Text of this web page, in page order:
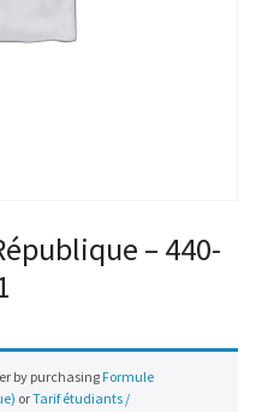
– 440-
by purchasing Formule
orTarif étudiants /